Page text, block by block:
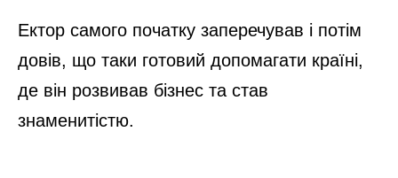
Ектор самого початку заперечував і потім
довів, що таки готовий допомагати країні,
де він розвивав бізнес та став
знаменитістю.